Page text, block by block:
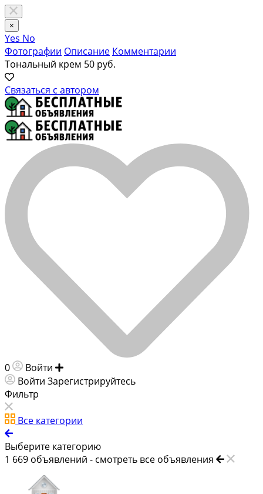
×
Yes No
Фотографии Описание Комментарии
Тональный крем 50 руб.
Связаться с автором
0 Войти
Войти Зарегистрируйтесь
Фильтр
Все категории
Выберите категорию
1 669 объявлений - смотреть все объявления